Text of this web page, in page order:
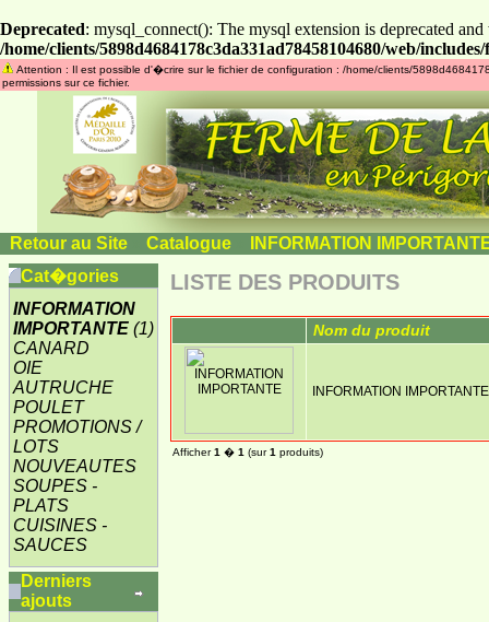
Deprecated: mysql_connect(): The mysql extension is deprecated
/home/clients/5898d4684178c3da331ad78458104680/web/
Attention : Il est possible d'�crire sur le fichier de configuration : /home/clients/
permissions sur ce fichier.
Retour au Site Catalogue
INFORMATION
Cat�gories
INFORMATION
IMPORTANTE (1)
CANARD
OIE
AUTRUCHE
POULET
PROMOTIONS /
LOTS
NOUVEAUTES
SOUPES -
PLATS
CUISINES -
SAUCES
Derniers
ajouts
LISTE DES PRODUITS
Nom du produit
INFORMATION IMPORTANTE
Afficher1 � 1 (sur1 produits)